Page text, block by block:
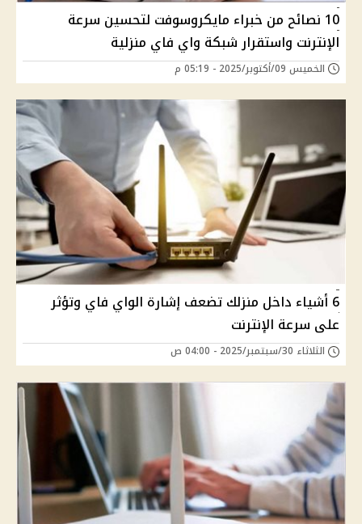
10 نصائح من خبراء مايكروسوفت لتحسين سرعة
الإنترنت واستقرار شبكة واي فاي منزلية
الخميس 09/أكتوبر/2025 - 05:19 م
6 أشياء داخل منزلك تضعف إشارة الواي فاي وتؤثر
على سرعة الإنترنت
الثلاثاء 30/سبتمبر/2025 - 04:00 ص